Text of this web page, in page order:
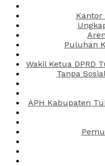
Kantor
Puluhan
Wakil Ketua DPRD
Tanpa
APH Kabupaten